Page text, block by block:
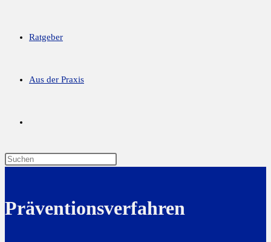
Ratgeber
Aus der Praxis
Präventionsverfahren